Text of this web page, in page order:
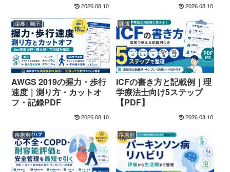
2026.08.10 2026.08.10
栄養・嚥下
AWGS 2019の握力・歩行
速度｜測り方・カットオ
フ・記録PDF
2026.08.10
評価
ICFの書き方と記載例｜理
学療法士向け5ステップ
【PDF】
2026.08.10
疾患別 疾患別